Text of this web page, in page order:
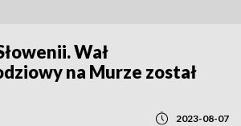
Wał
na Murze został
2023-08-07